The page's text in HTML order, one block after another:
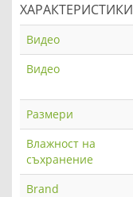
ХАРАКТЕРИСТИКИ
Видео
Видео
Размери
Влажност на
съхранение
Brand